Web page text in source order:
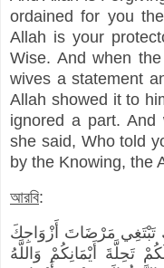
ordained for you
Allah is your
Wise. And when
wives a statement
Allah showed it to
ignored a part. And
she said, Who told
by the Knowing, the
আরবি:
تَبْتَغِي مَرْضَاتَ أَزْوَاجِكَ
تَحِلَّةَ أَيْمَانِكُمْ وَاللَّهُ